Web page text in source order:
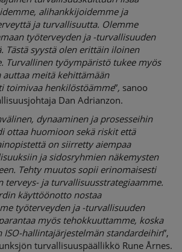
alihankkijoidemme ja
ja turvallisuutta. Olemme
työterveyden ja -turvallisuuden
Tästä syystä olen erittäin iloinen
Turvallinen työympäristö tukee myös
meitä kehittämään
toimivaa henkilöstöämme”, sanoo
Dan Adrianzon.
dynaaminen ja prosesseihin
ottaa huomioon sekä riskit että
on siirretty aiempaa
ja sidosryhmien näkemysten
Tehty muutos sopii erinomaisesti
terveys- ja turvallisuusstrategiaamme.
käyttöönotto nostaa
työterveyden ja -turvallisuuden
myös tehokkuuttamme, koska
ISO-hallintajärjestelmän standardeihin”,
turvallisuuspäällikkö Rune Årnes.